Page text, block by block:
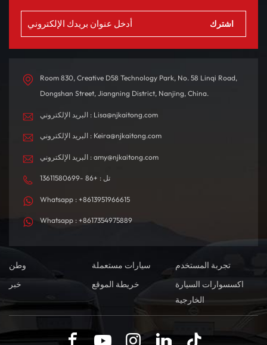
Room 830, Creative D58 Technology Park, No. 58 Linqi Road,
Dongshan Street, Jiangning District, Nanjing, China.
البريد الإلكتروني : Lisa@njkaitong.com
البريد الإلكتروني : Keira@njkaitong.com
البريد الإلكتروني : amy@njkaitong.com
تل : +86 -13611580699
Whatsapp : +8613951966615
Whatsapp : +8617354975889
وطن سيارات مستعملة
تجربة المستخدم
خبر
خريطة الموقع
اكسسوارات السيارة
الخارجية